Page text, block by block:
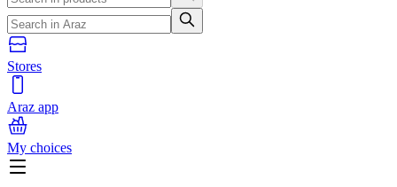
Stores
Araz app
My choices